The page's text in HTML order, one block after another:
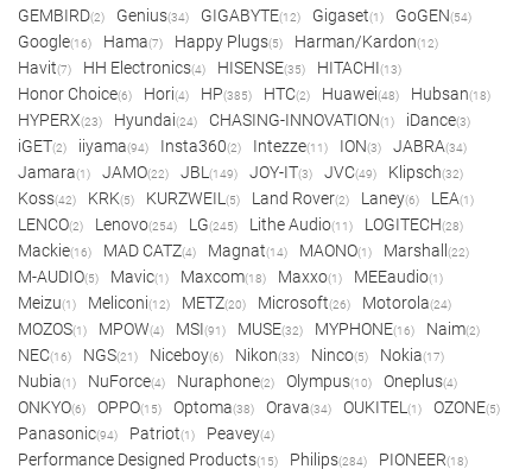
GEMBIRD(2) Genius(34) GIGABYTE(12) Gigaset(1) GoGEN(54)
Google(16) Hama(7) Happy Plugs(5) Harman/Kardon(12)
Havit(7) HH Electronics(4) HISENSE(35) HITACHI(13)
Honor Choice(6) Hori(4) HP(385) HTC(2) Huawei(48) Hubsan(18)
HYPERX(23) Hyundai(24) CHASING-INNOVATION(1) iDance(3)
iGET(2) iiyama(94) Insta360(2) Intezze(11) ION(3) JABRA(34)
Jamara(1) JAMO(22) JBL (149) JOY-IT(3) JVC(49) Klipsch(32)
Koss(42) KRK(5) KURZWEIL (5) Land Rover(2) Laney(6) LEA(1)
LENCO(2) Lenovo(254) LG(245) Lithe Audio(11) LOGITECH(28)
Mackie(16) MAD CATZ(4) Magnat(14) MAONO(1) Marshall (22)
M-AUDIO(5) Mavic(1) Maxcom(18) Maxxo(1) MEEaudio(1)
Meizu(1) Meliconi(12) METZ(20) Microsoft(26) Motorola(24)
MOZOS(1) MPOW(4) MSI(91) MUSE(32) MYPHONE(16) Naim(2)
NEC(16) NGS(21) Niceboy(6) Nikon(33) Ninco(5) Nokia(17)
Nubia(1) NuForce(4) Nuraphone(2) Olympus(10) Oneplus(4)
ONKYO(6) OPPO(15) Optoma(38) Orava(34) OUKITEL (1) OZONE(5)
Panasonic(94) Patriot(1) Peavey(4)
Performance Designed Products(15) Philips(284) PIONEER(18)